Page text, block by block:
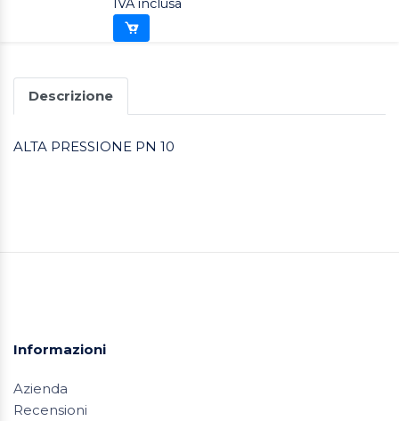
IVA inclusa
Descrizione
ALTA PRESSIONE PN 10
Informazioni
Azienda
Recensioni